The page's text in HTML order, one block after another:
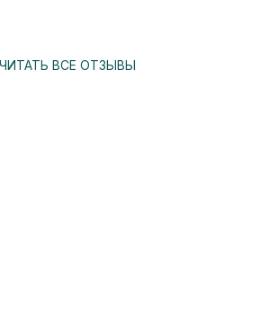
ЧИТАТЬ ВСЕ ОТЗЫВЫ